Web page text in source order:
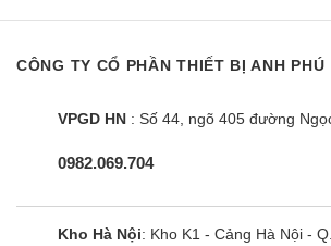
CÔNG TY CỔ PHẦN THIẾT BỊ ANH PHÚ
VPGD HN : Số 44, ngõ 405 đường
0982.069.704
Kho Hà Nội: Kho K1 - Cảng Hà Nội -